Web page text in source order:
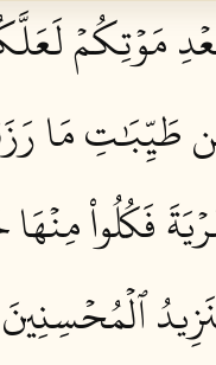
مَوۡتِكُمۡ
طَيِّبَٰتِ مَا
فَكُلُواْ
ٱلۡمُحۡسِنِينَ ٥٨